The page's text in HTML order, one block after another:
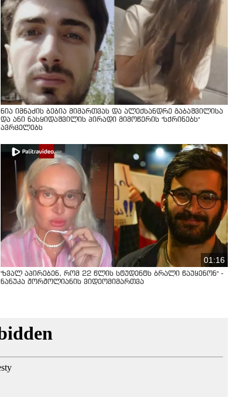
ნია იმნაძის ბებია მიმართვას და ალექსანდრე გაბაშვილისა
და ანი ნასყიდაშვილის პირადი მიმოწერის "სქრინებს"
ავრცელებს
01:16
"ხვალ აპირებენ, რომ 22 წლის სტუდენტს ბრალი წაუყენონ" -
ნანუკა ჟორჟოლიანის ვიდეომიმართვა